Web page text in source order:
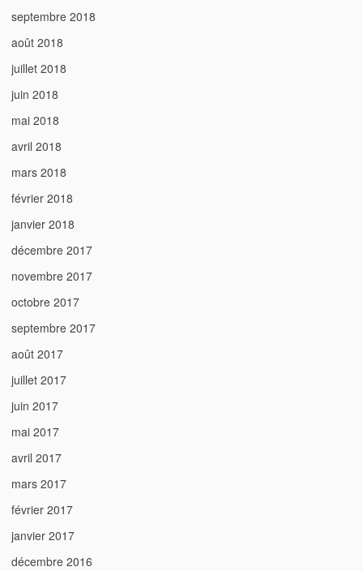
septembre 2018
août 2018
juillet 2018
juin 2018
mai 2018
avril 2018
mars 2018
février 2018
janvier 2018
décembre 2017
novembre 2017
octobre 2017
septembre 2017
août 2017
juillet 2017
juin 2017
mai 2017
avril 2017
mars 2017
février 2017
janvier 2017
décembre 2016